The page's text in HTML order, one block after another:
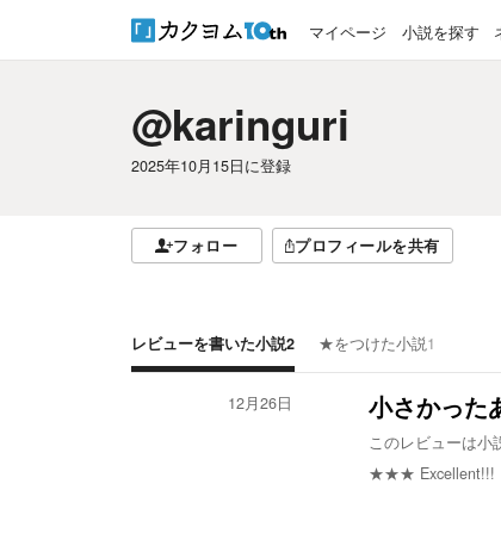
マイページ 小説を探す
@karinguri
2025年10月15日に登録
フォロー プロフィールを共有
レビューを書いた小説2 ★をつけた小説1
12月26日 小さかった
このレビューは小
★★★ Excellent!!!